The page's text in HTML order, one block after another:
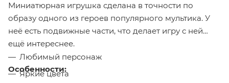
Миниатюрная игрушка сделана в точности по
образу одного из героев популярного мультика. У
неё есть подвижные части, что делает игру с ней
ещё интереснее.
Особенности:
Любимый персонаж
Яркие цвета